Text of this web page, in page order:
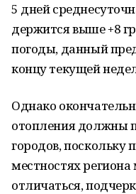
5 дней
держится выше +8
погоды, данный
концу текущей
Однако
отопления должны
городов, поскольку
местностях
отличаться,